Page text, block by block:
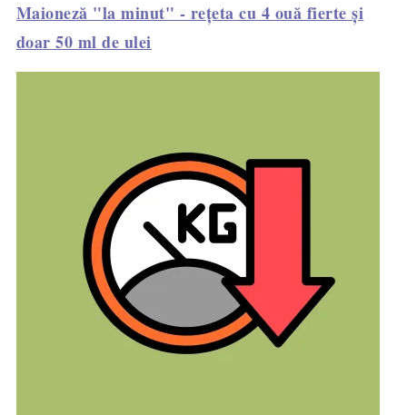
Maioneză "la minut" - rețeta cu 4 ouă fierte și
doar 50 ml de ulei